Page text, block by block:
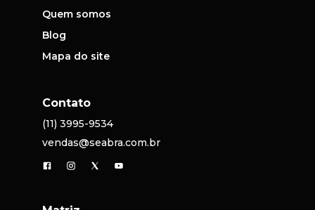
Quem somos
Blog
Mapa do site
Contato
(11) 3995-9534
vendas@seabra.com.br